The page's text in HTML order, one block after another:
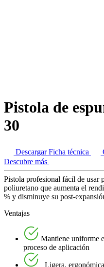
Pistola de
30
Descargar Ficha técnica
Descubre más
Pistola profesional fácil de usar
poliuretano que aumenta el
% y disminuye su post-
Ventajas
Mantiene uniforme
proceso de aplicación
Ligera,